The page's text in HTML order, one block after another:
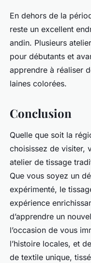
En dehors de la
reste un excellent
andin. Plusieurs
pour débutants et
apprendre à réaliser
laines colorées.
Conclusion
Quelle que soit la
choisissez de visiter,
atelier de tissage
Que vous soyez un
expérimenté, le
expérience
d’apprendre un
l’occasion de vous
l’histoire locales, et
de textile unique,